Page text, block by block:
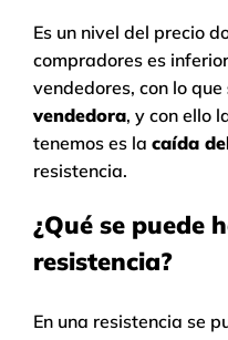
Es un nivel del precio
compradores es
vendedores, con lo que
vendedora, y con ello
tenemos es la caída
resistencia.
¿Qué se puede
resistencia?
En una resistencia se